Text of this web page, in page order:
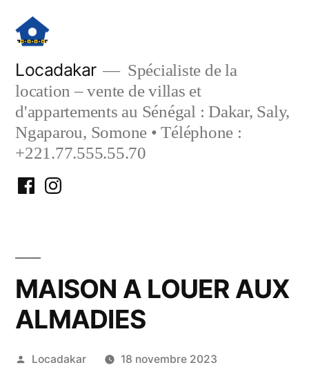
contenu
Locadakar
Spécialiste de la
location – vente de villas et
d'appartements au Sénégal : Dakar, Saly,
Ngaparou, Somone • Téléphone :
+221.77.555.55.70
FacebookInstagram
MAISON A LOUER AUX
ALMADIES
Publié
Locadakar 18 novembre 2023